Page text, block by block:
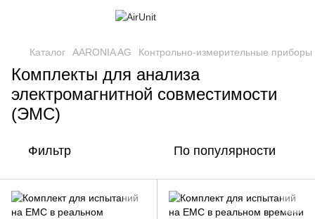
Каталог AARONIA AG Контрольно-измерительные приборы
Комплекты для анализа
электромагнитной совместимости
(ЭМС)
Фильтр По популярности